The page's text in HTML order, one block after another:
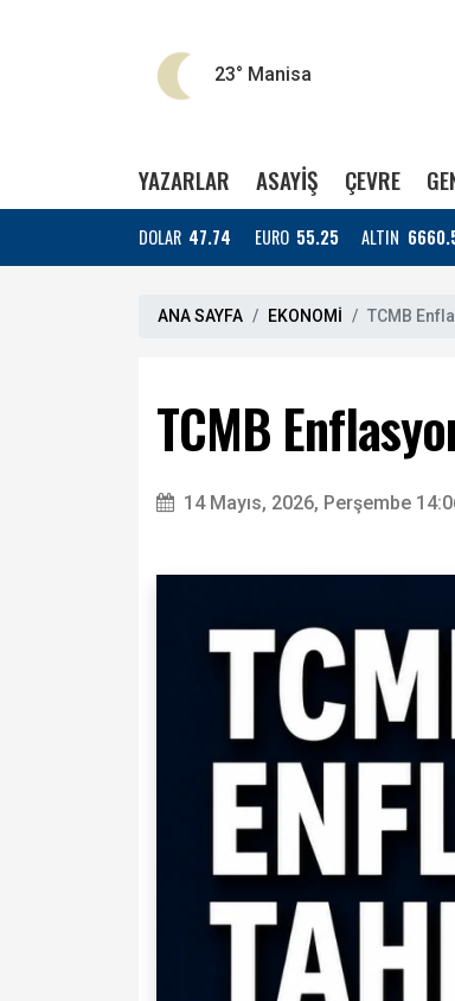
23° Manisa
YAZARLAR ASAYİŞ ÇEVRE
DOLAR 47.74 EURO 55.25 ALTIN
ANA SAYFA EKONOMİ TCMB
TCMB
14 Mayıs, 2026, Perşembe